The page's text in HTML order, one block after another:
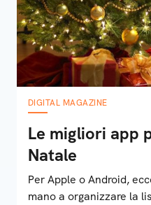
DIGITAL MAGAZINE
Le migliori app
Natale
Per Apple o Android,